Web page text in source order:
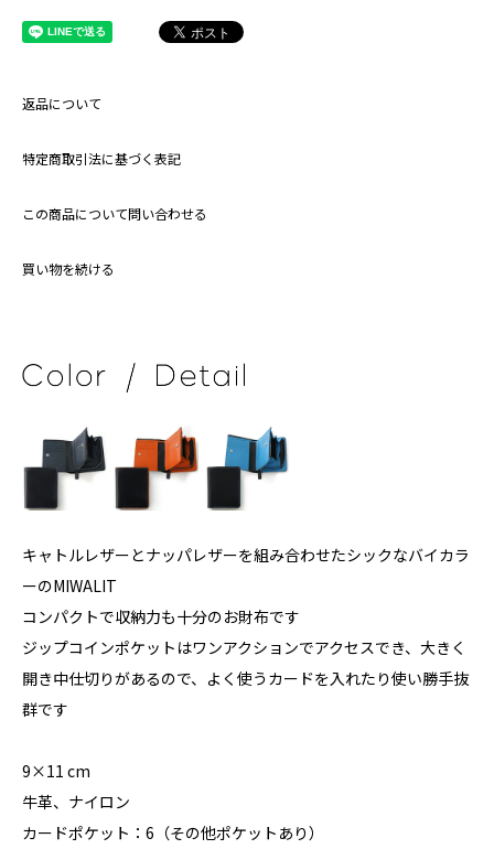
返品について
特定商取引法に基づく表記
この商品について問い合わせる
買い物を続ける
キャトルレザーとナッパレザーを組み合わせたシックなバイカラ
ーのMIWALIT
コンパクトで収納力も十分のお財布です
ジップコインポケットはワンアクションでアクセスでき、大きく
開き中仕切りがあるので、よく使うカードを入れたり使い勝手抜
群です
9×11 cm
牛革、ナイロン
カードポケット：6（その他ポケットあり）